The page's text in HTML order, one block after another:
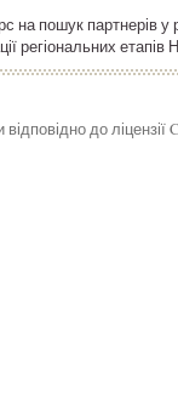
на пошук партнерів
регіональних
до ліцензії